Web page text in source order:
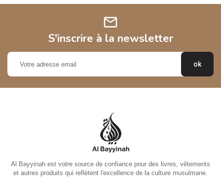
mail
S'inscrire à la newsletter
Al Bayyinah est votre source de confiance pour des livres, vêtements
et autres produits qui reflètent l'excellence de la culture musulmane.